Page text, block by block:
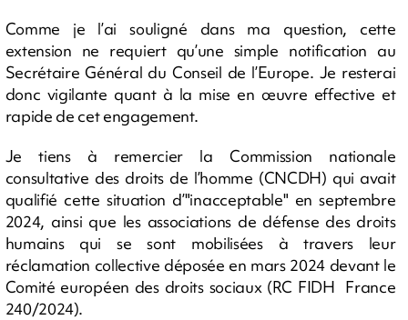
Comme je l’ai souligné dans ma question, cette
extension ne requiert qu’une simple notification au
Secrétaire Général du Conseil de l’Europe. Je resterai
donc vigilante quant à la mise en œuvre effective et
rapide de cet engagement.
Je tiens à remercier la Commission nationale
consultative des droits de l’homme (CNCDH) qui avait
qualifié cette situation d’"inacceptable" en septembre
2024, ainsi que les associations de défense des droits
humains qui se sont mobilisées à travers leur
réclamation collective déposée en mars 2024 devant le
Comité européen des droits sociaux (RC FIDH France
240/2024).